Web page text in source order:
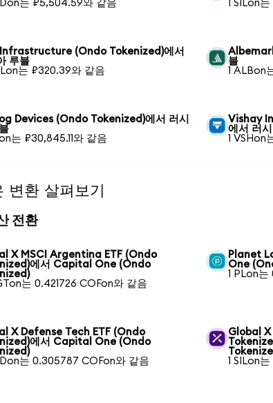
는 ₽5,504.59와 같음 1 SILon
Infrastructure (Ondo Tokenized)에서
루블
는 ₽320.39와 같음
블
1 ALBon
Devices (Ondo Tokenized)에서 러시
는 ₽30,845.11와 같음
Vishay
에서 러
1 VSHon
변환 살펴보기
전환
X MSCI Argentina ETF (Ondo
에서 Capital One (Ondo
는 0.421726 COFon와 같음
Planet
One
1 PLon는
X Defense Tech ETF (Ondo
에서 Capital One (Ondo
는 0.305787 COFon와 같음
Global X
1 SILon